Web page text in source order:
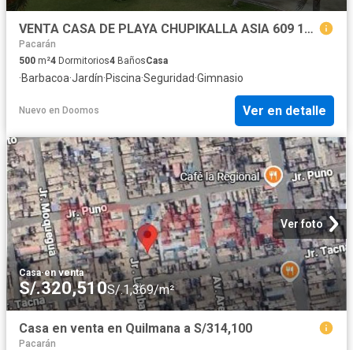
VENTA CASA DE PLAYA CHUPIKALLA ASIA 609 122 1
Pacarán
500 m²4 Dormitorios4 BañosCasa
·Barbacoa·Jardín·Piscina·Seguridad·Gimnasio
Nuevo en Doomos Ver en detalle
Ver foto
Casa·en venta
S/.320,510S/.1,369/m²
Casa en venta en Quilmana a S/314,100
Pacarán